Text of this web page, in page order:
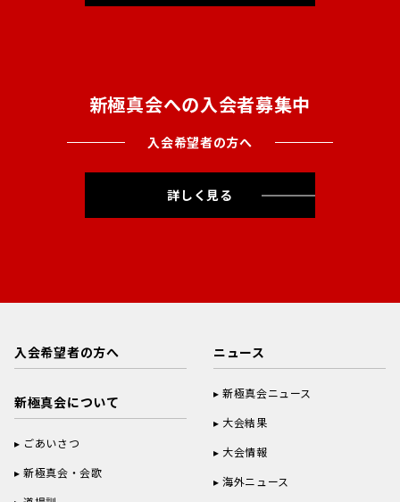
新極真会への入会者募集中
入会希望者の方へ
詳しく見る
入会希望者の方へ
新極真会について
ごあいさつ
新極真会・会歌
ニュース
新極真会ニュース
大会結果
大会情報
海外ニュース